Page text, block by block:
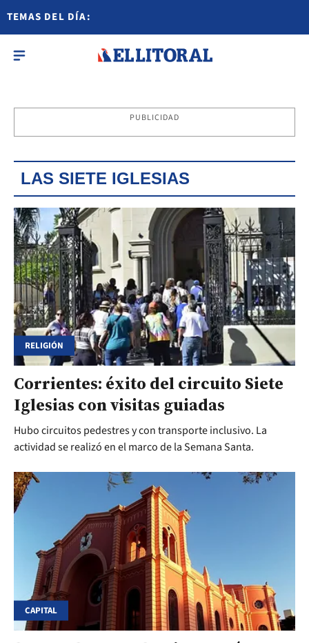
TEMAS DEL DÍA:
PUBLICIDAD
LAS SIETE IGLESIAS
RELIGIÓN
Corrientes: éxito del circuito Siete
Iglesias con visitas guiadas
Hubo circuitos pedestres y con transporte inclusivo. La
actividad se realizó en el marco de la Semana Santa.
CAPITAL